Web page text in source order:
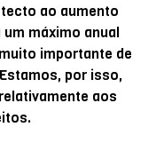
ao aumento
máximo anual
importante de
por isso,
aos